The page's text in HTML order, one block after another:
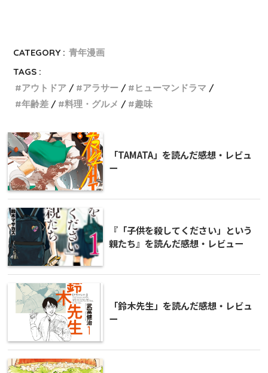
CATEGORY : 青年漫画
TAGS :
アウトドア
アラサー
ヒューマンドラマ
年齢差
料理・グルメ 趣味
「TAMATA」を読んだ感想・レビュ
ー
『「子供を殺してください」という
親たち』を読んだ感想・レビュー
「鈴木先生」を読んだ感想・レビュ
ー